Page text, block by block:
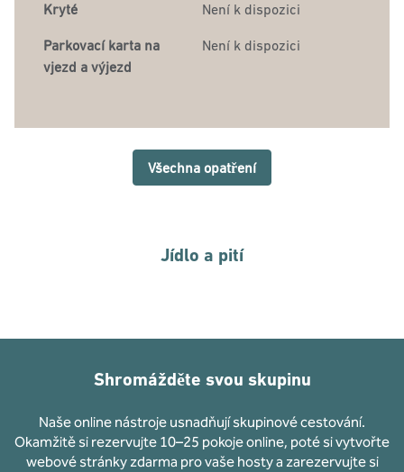
Kryté Není k dispozici
Parkovací karta na
vjezd a výjezd
Není k dispozici
Všechna opatření
Jídlo a pití
Shromážděte svou skupinu
Naše online nástroje usnadňují skupinové cestování.
Okamžitě si rezervujte 10–25 pokoje online, poté si vytvořte
webové stránky zdarma pro vaše hosty a zarezervujte si